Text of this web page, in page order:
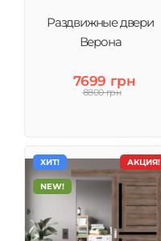
Раздвижные двери
Верона
7699 грн
8800 грн
АКЦИЯ!
ХИТ!
NEW!